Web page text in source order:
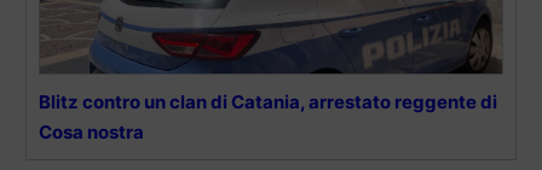
Blitz contro un clan di Catania, arrestato reggente di
Cosa nostra